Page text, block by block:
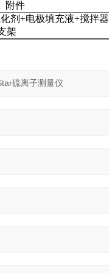
附件
剂 +电极填充液+搅拌器
架